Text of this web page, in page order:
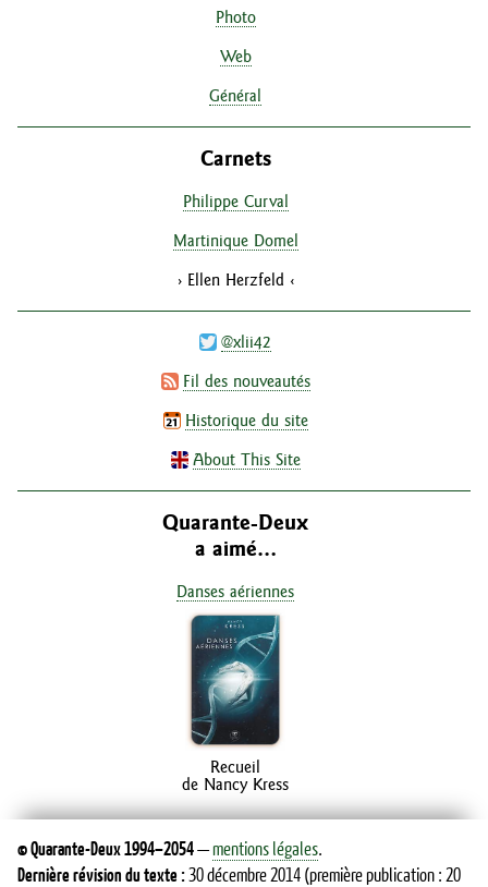
Photo
Web
Général
Carnets
Philippe Curval
Martinique Domel
Ellen Herzfeld
@xlii42
Fil des nouveautés
Historique du site
About This Site
Quarante-Deux
a aimé…
Danses aériennes
Recueil
de Nancy Kress
©Quarante-Deux1994–2054—mentions légales.
Dernière révision du texte :30 décembre 2014 (première publication : 20